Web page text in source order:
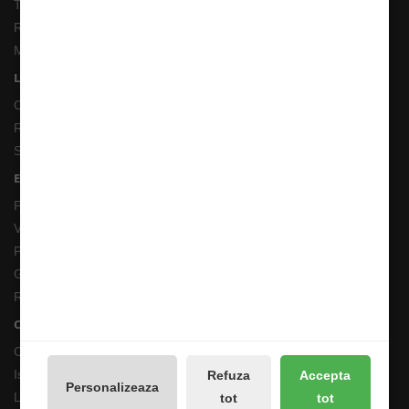
Personalizeaza
Refuza
tot
Accepta
tot
Termeni si Conditii
Returnari Produse si Garantii
Magazin de Pescuit
Linkuri Utile
Contacte
Returnări/Garantii Produse
Site Map
Extras
Producători
Vouchere cadou
Promotii
Galerie Foto
Reseteaza Notificarile
Contul meu
Contul meu
Istoricul comenzilor
Lista de dorințe